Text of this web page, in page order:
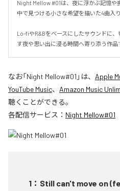
Night Mellow #01は、夜に浮かぶ記憶や
中で見つける小さな希望を描いた4曲入り
Lo-fiやR&Bをベースにしたサウンドに
す夜や思い出に浸る時間へ寄り添う作品
なお「Night Mellow#01 」は、 Apple
YouTube Music、 Amazon Music
聴くことができる。
各配信サービス： Night Mellow#01
1 ： Still can't move on